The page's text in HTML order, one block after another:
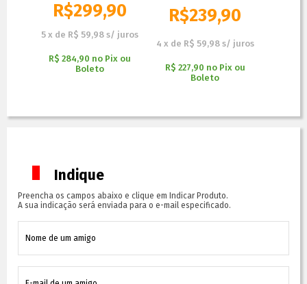
R$299,90
5 x de R$ 59,98 s/ juros
R$ 284,90 no Pix ou
Boleto
259,90R$239,90
4 x de R$ 59,98 s/ juros
R$ 227,90 no Pix ou
Boleto
Indique
Preencha os campos abaixo e clique em Indicar Produto.
A sua indicação será enviada para o e-mail especificado.